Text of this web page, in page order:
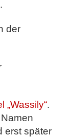
der
„Wassily“.
erst später